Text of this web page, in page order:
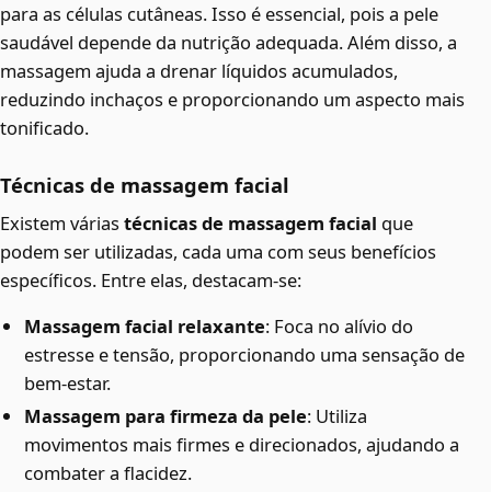
para as células cutâneas. Isso é essencial, pois a pele
saudável depende da nutrição adequada. Além disso, a
massagem ajuda a drenar líquidos acumulados,
reduzindo inchaços e proporcionando um aspecto mais
tonificado.
Técnicas de massagem facial
Existem várias técnicas de massagem facial que
podem ser utilizadas, cada uma com seus benefícios
específicos. Entre elas, destacam-se:
Massagem facial relaxante: Foca no alívio do
estresse e tensão, proporcionando uma sensação de
bem-estar.
Massagem para firmeza da pele: Utiliza
movimentos mais firmes e direcionados, ajudando a
combater a flacidez.